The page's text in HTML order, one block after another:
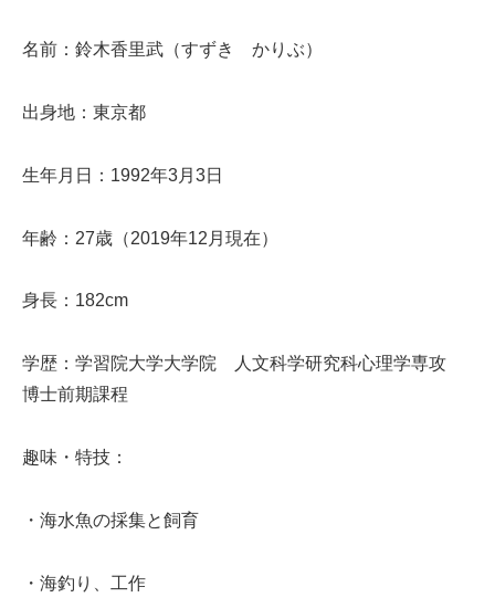
名前：鈴木香里武（すずき かりぶ）
出身地：東京都
生年月日：1992年3月3日
年齢：27歳（2019年12月現在）
身長：182cm
学歴：学習院大学大学院 人文科学研究科心理学専攻
博士前期課程
趣味・特技：
・海水魚の採集と飼育
・海釣り、工作